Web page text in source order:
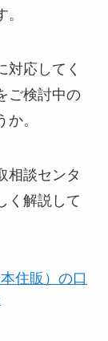
対応してく
ご検討中の
。
相談センタ
く解説して
住販）の口